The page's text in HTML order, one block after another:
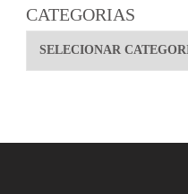
CATEGORIAS